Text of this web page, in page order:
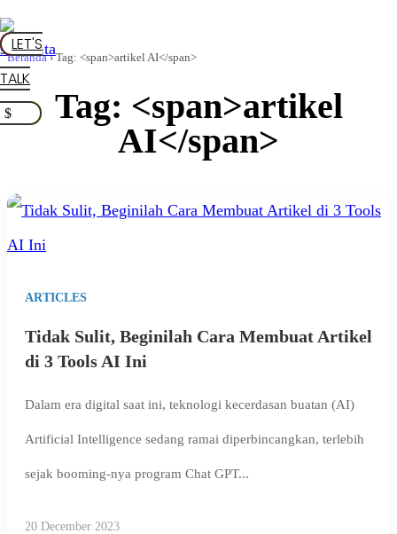
LET'S
TALK
Beranda›Tag: <span>artikel AI</span>
Tag: <span>artikel
AI</span>
ARTICLES
Tidak Sulit, Beginilah Cara Membuat Artikel
di 3 Tools AI Ini
Dalam era digital saat ini, teknologi kecerdasan buatan (AI)
Artificial Intelligence sedang ramai diperbincangkan, terlebih
sejak booming-nya program Chat GPT...
20 December 2023